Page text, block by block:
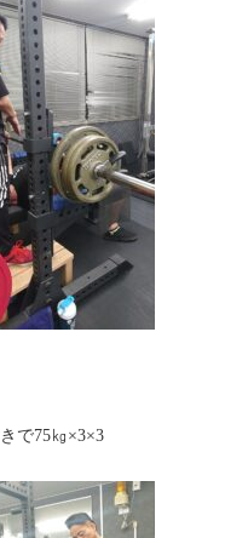
で75㎏×3×3